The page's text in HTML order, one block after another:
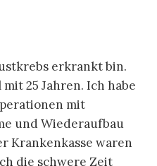
erkrankt bin.
25 Jahren. Ich habe
mit
und Wiederaufbau
Krankenkasse waren
die schwere Zeit